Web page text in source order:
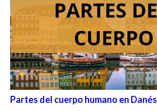
Partes del cuerpo humano en Danés